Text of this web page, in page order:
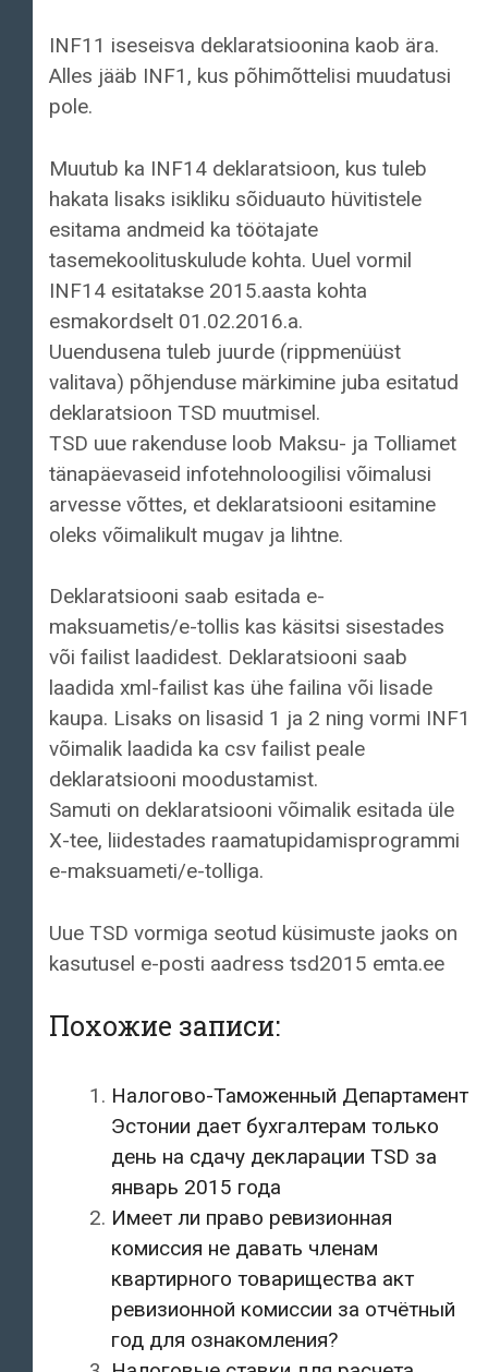
INF11 iseseisva deklaratsioonina kaob ära.
Alles jääb INF1, kus põhimõttelisi muudatusi
pole.
Muutub ka INF14 deklaratsioon, kus tuleb
hakata lisaks isikliku sõiduauto hüvitistele
esitama andmeid ka töötajate
tasemekoolituskulude kohta. Uuel vormil
INF14 esitatakse 2015.aasta kohta
esmakordselt 01.02.2016.a.
Uuendusena tuleb juurde (rippmenüüst
valitava) põhjenduse märkimine juba esitatud
deklaratsioon TSD muutmisel.
TSD uue rakenduse loob Maksu- ja Tolliamet
tänapäevaseid infotehnoloogilisi võimalusi
arvesse võttes, et deklaratsiooni esitamine
oleks võimalikult mugav ja lihtne.
Deklaratsiooni saab esitada e-
maksuametis/e-tollis kas käsitsi sisestades
või failist laadidest. Deklaratsiooni saab
laadida xml-failist kas ühe failina või lisade
kaupa. Lisaks on lisasid 1 ja 2 ning vormi INF1
võimalik laadida ka csv failist peale
deklaratsiooni moodustamist.
Samuti on deklaratsiooni võimalik esitada üle
X-tee, liidestades raamatupidamisprogrammi
e-maksuameti/e-tolliga.
Uue TSD vormiga seotud küsimuste jaoks on
kasutusel e-posti aadress tsd2015 emta.ee
Похожие записи:
Налогово-Таможенный Департамент
Эстонии дает бухгалтерам только
день на сдачу декларации TSD за
январь 2015 года
Имеет ли право ревизионная
комиссия не давать членам
квартирного товарищества акт
ревизионной комиссии за отчётный
год для ознакомления?